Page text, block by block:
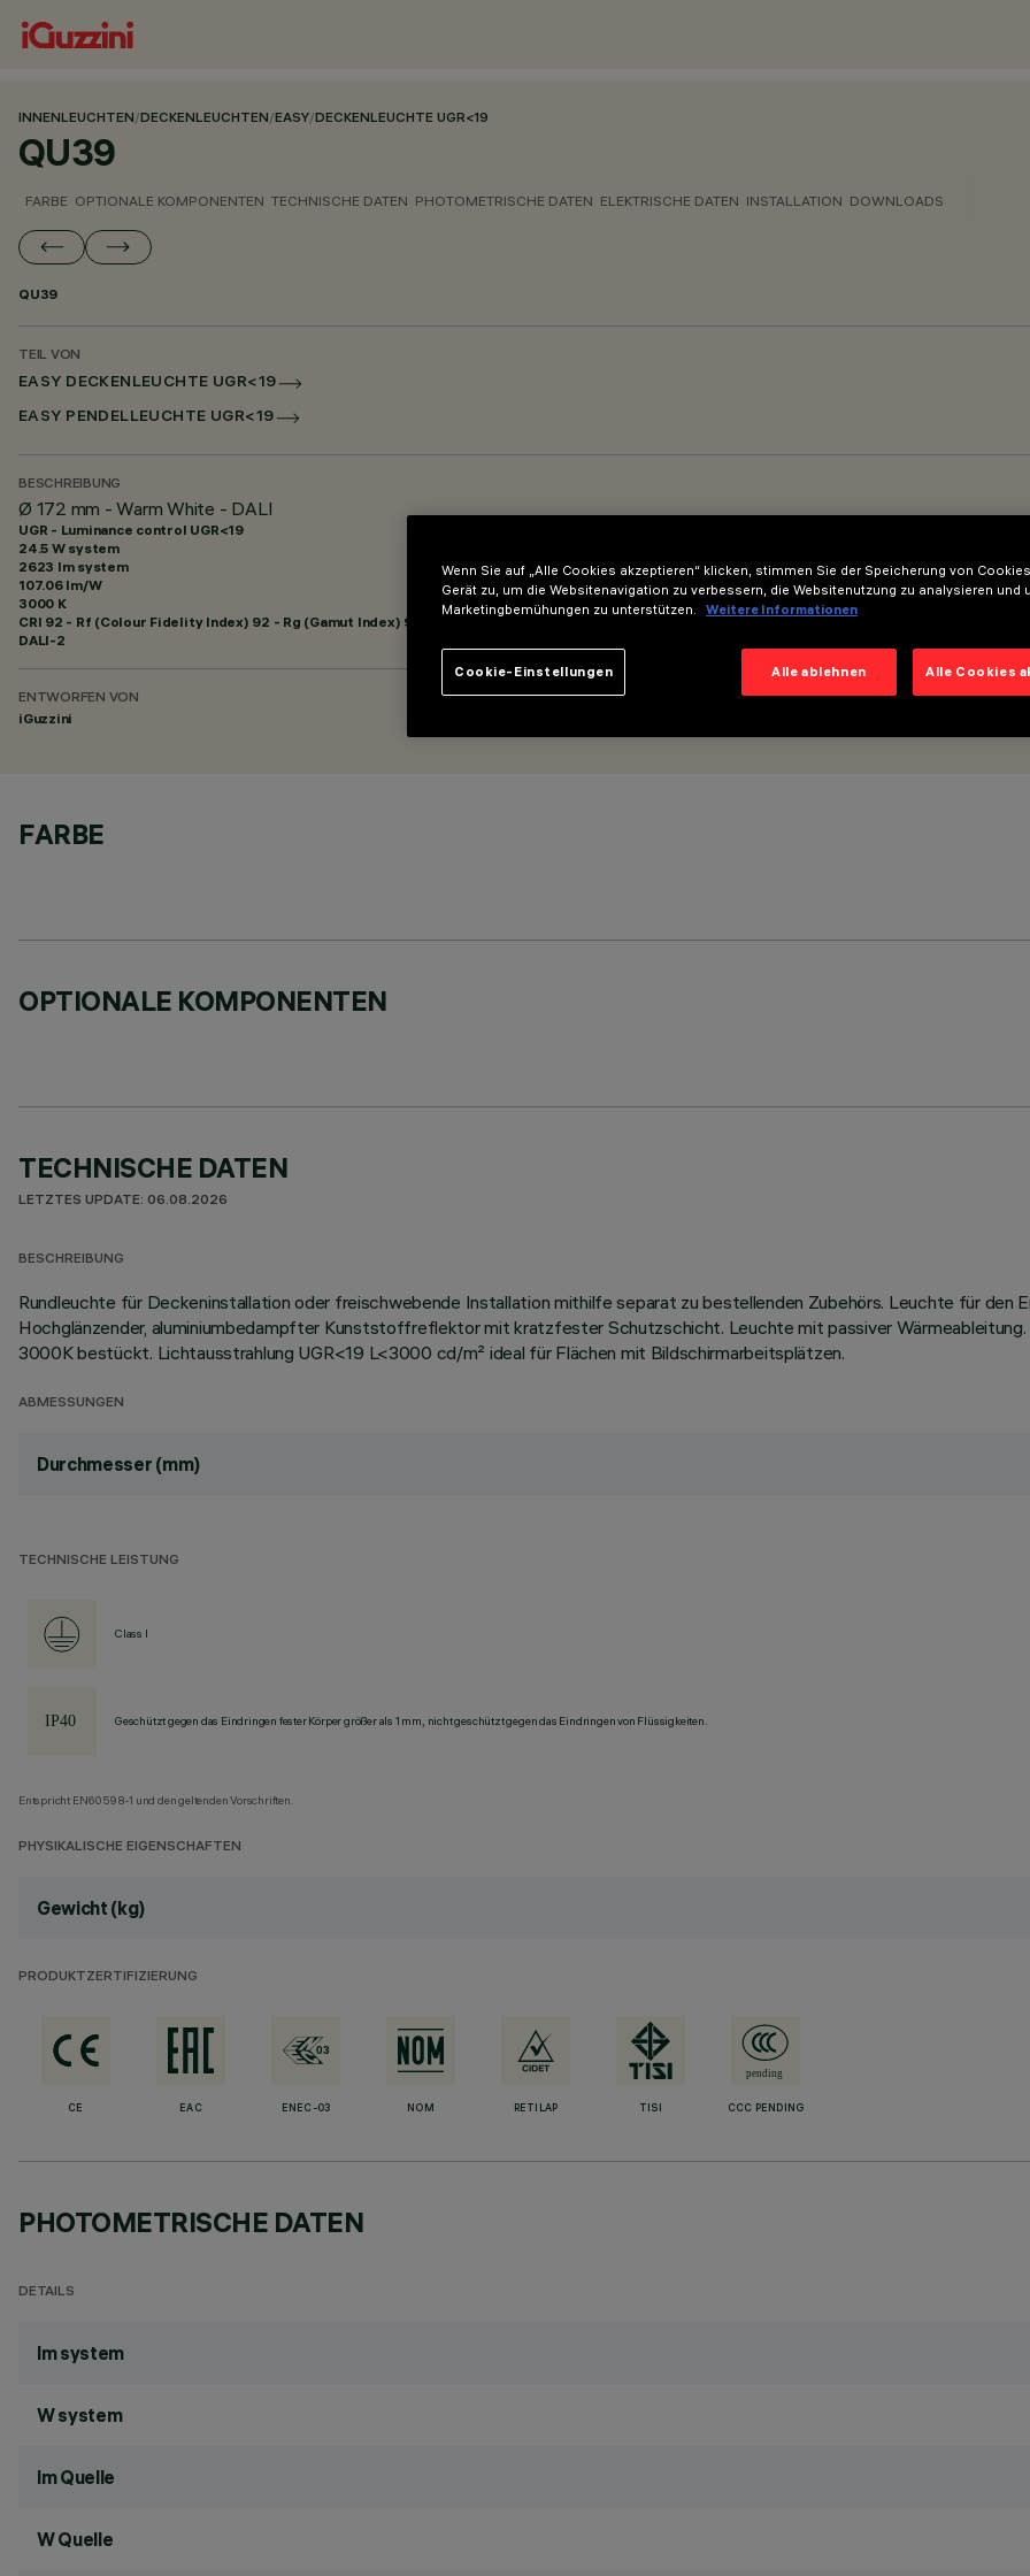
INNENLEUCHTEN/DECKENLEUCHTEN/EASY/DECKENLEUCHTE UGR<19
QU39
FARBE OPTIONALE KOMPONENTEN TECHNISCHE DATEN PHOTOMETRISCHE DATEN ELEKTRISCHE DATEN INSTALLATION DOWNLOADS
QU39
TEIL VON
EASY DECKENLEUCHTE UGR<19
EASY PENDELLEUCHTE UGR<19
BESCHREIBUNG
Ø 172 mm - Warm White - DALI
UGR - Luminance control UGR<19
24.5 W system
2623 lm system
107.06 lm/W
3000 K
CRI 92 - Rf (Colour Fidelity Index) 92 - Rg (Gamut Index) 99
DALI-2
ENTWORFEN VON
iGuzzini
FARBE
OPTIONALE KOMPONENTEN
TECHNISCHE DATEN
LETZTES UPDATE: 06.08.2026
BESCHREIBUNG
Rundleuchte für Deckeninstallation oder freischwebende Installation mithilfe separat zu bestellenden Zubehörs. Leuchte für den
Hochglänzender, aluminiumbedampfter Kunststoffreflektor mit kratzfester Schutzschicht. Leuchte mit passiver
3000K bestückt. Lichtausstrahlung UGR<19 L<3000 cd/m² ideal für Flächen mit Bildschirmarbeitsplätzen.
ABMESSUNGEN
Durchmesser (mm)
TECHNISCHE LEISTUNG
Class I
Geschützt gegen das Eindringen fester Körper größer als 1 mm, nicht geschützt gegen das Eindringen von Flüssigkeiten.
Entspricht EN60598-1 und den geltenden Vorschriften.
PHYSIKALISCHE EIGENSCHAFTEN
Gewicht (kg)
PRODUKTZERTIFIZIERUNG
CE EAC ENEC-03 NOM RETILAP TISI CCC PENDING
PHOTOMETRISCHE DATEN
DETAILS
lm system
W system
lm Quelle
W Quelle
Wenn Sie auf „Alle Cookies akzeptieren“ klicken, stimmen Sie der Speicherung von
Gerät zu, um die Websitenavigation zu verbessern, die Websitenutzung zu analysieren und
Marketingbemühungen zu unterstützen.
Weitere Informationen
Alle ablehnen Alle Cookies
Cookie-Einstellungen